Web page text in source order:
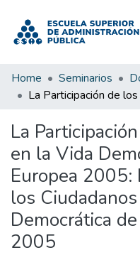
Home Seminarios
La
en la Vida
Europea 2005:
los
Democrática
2005